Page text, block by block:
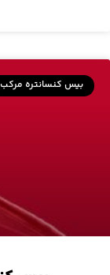
بیس کنسانتره مرکب